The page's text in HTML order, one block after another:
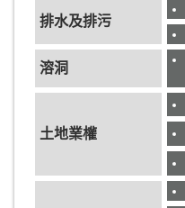
排水及排污
溶洞
土地業權